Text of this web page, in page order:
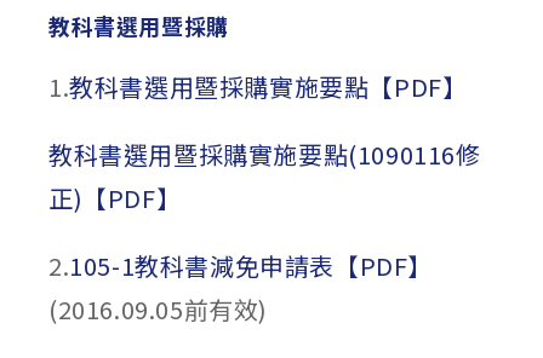
教科書選用暨採購
1.教科書選用暨採購實施要點【PDF】
教科書選用暨採購實施要點(1090116修
正)【PDF】
2.105-1教科書減免申請表【PDF】
(2016.09.05前有效)